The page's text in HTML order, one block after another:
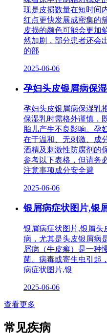
现是皮损数量在短时间
红点更快发展成密集的
皮损的颜色可能会更加
然加剧，部分患者还会
的部
2025-06-06
孕妇头皮银屑病保
孕妇头皮银屑病保湿乳
保湿乳时需格外谨慎，
胎儿产生不良影响。孕
在于温和、无刺激、成
酒精及刺激性防腐剂的
参考以下表格，但请务
注意事项成分安全避
2025-06-06
银屑病症状图片,银
银屑病症状图片,银屑头
病，尤其是头皮银屑病
屑病（牛皮癣）是一种
菌、病毒或寄生虫引起
病症状图片,银
2025-06-06
查看更多
常见疾病